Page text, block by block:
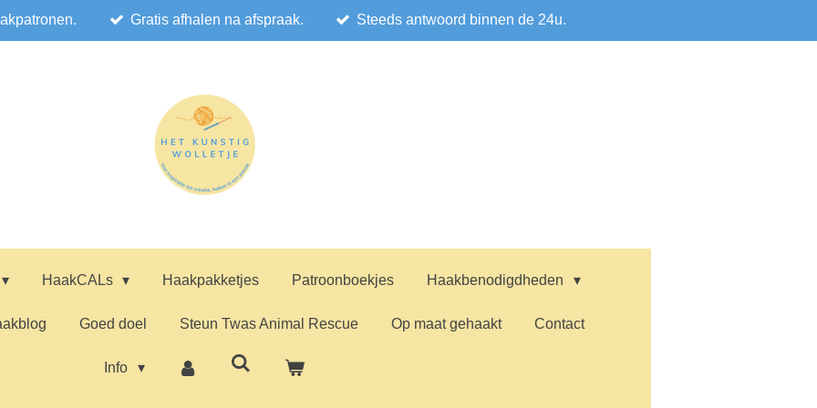
Gratis afhalen na afspraak. Steeds antwoord binnen de 24u.
HaakCALs Haakpakketjes Patroonboekjes Haakbenodigdheden
Goed doel Steun Twas Animal Rescue Op maat gehaakt Contact
Info